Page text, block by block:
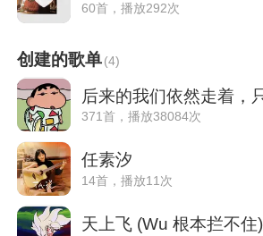
60首，播放292次
创建的歌单(4)
371首，播放38084次
任素汐
14首，播放11次
天上飞 (Wu 根本拦不住)